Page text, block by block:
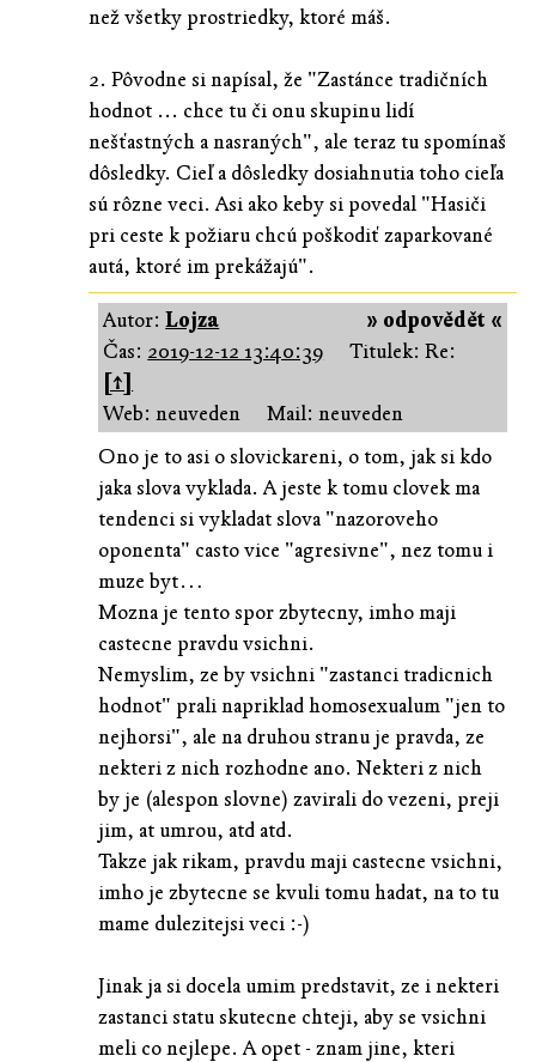
než všetky prostriedky, ktoré máš.
2. Pôvodne si napísal, že "Zastánce tradičních
hodnot ... chce tu či onu skupinu lidí
nešťastných a nasraných", ale teraz tu spomínaš
dôsledky. Cieľ a dôsledky dosiahnutia toho cieľa
sú rôzne veci. Asi ako keby si povedal "Hasiči
pri ceste k požiaru chcú poškodiť zaparkované
autá, ktoré im prekážajú".
» odpovědět «
Autor:Lojza
Čas: 2019-12-12 13:40:39
Titulek: Re:
[↑]
Web: neuveden
Mail: neuveden
Ono je to asi o slovickareni, o tom, jak si kdo
jaka slova vyklada. A jeste k tomu clovek ma
tendenci si vykladat slova "nazoroveho
oponenta" casto vice "agresivne", nez tomu i
muze byt…
Mozna je tento spor zbytecny, imho maji
castecne pravdu vsichni.
Nemyslim, ze by vsichni "zastanci tradicnich
hodnot" prali napriklad homosexualum "jen to
nejhorsi", ale na druhou stranu je pravda, ze
nekteri z nich rozhodne ano. Nekteri z nich
by je (alespon slovne) zavirali do vezeni, preji
jim, at umrou, atd atd.
Takze jak rikam, pravdu maji castecne vsichni,
imho je zbytecne se kvuli tomu hadat, na to tu
mame dulezitejsi veci :-)
Jinak ja si docela umim predstavit, ze i nekteri
zastanci statu skutecne chteji, aby se vsichni
meli co nejlepe. A opet - znam jine, kteri